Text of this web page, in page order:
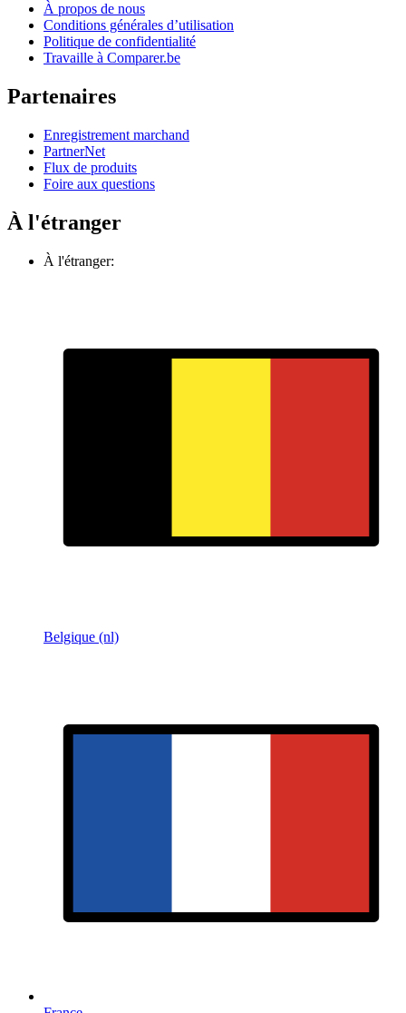
À propos de nous
Conditions générales d’utilisation
Politique de confidentialité
Travaille à Comparer.be
Partenaires
Enregistrement marchand
PartnerNet
Flux de produits
Foire aux questions
À l'étranger
À l'étranger:
Belgique (nl)